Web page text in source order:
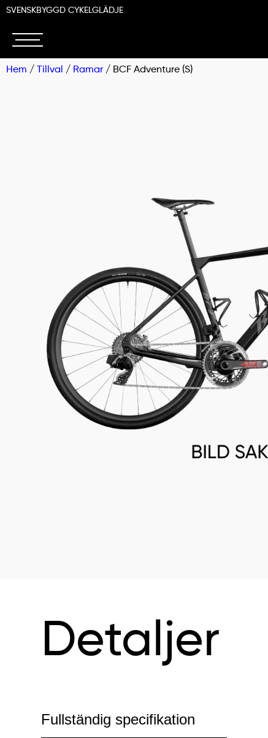
SVENSKBYGGD CYKELGLÄDJE
Hem / Tillval / Ramar / BCF Adventure (S)
Detaljer
Fullständig specifikation